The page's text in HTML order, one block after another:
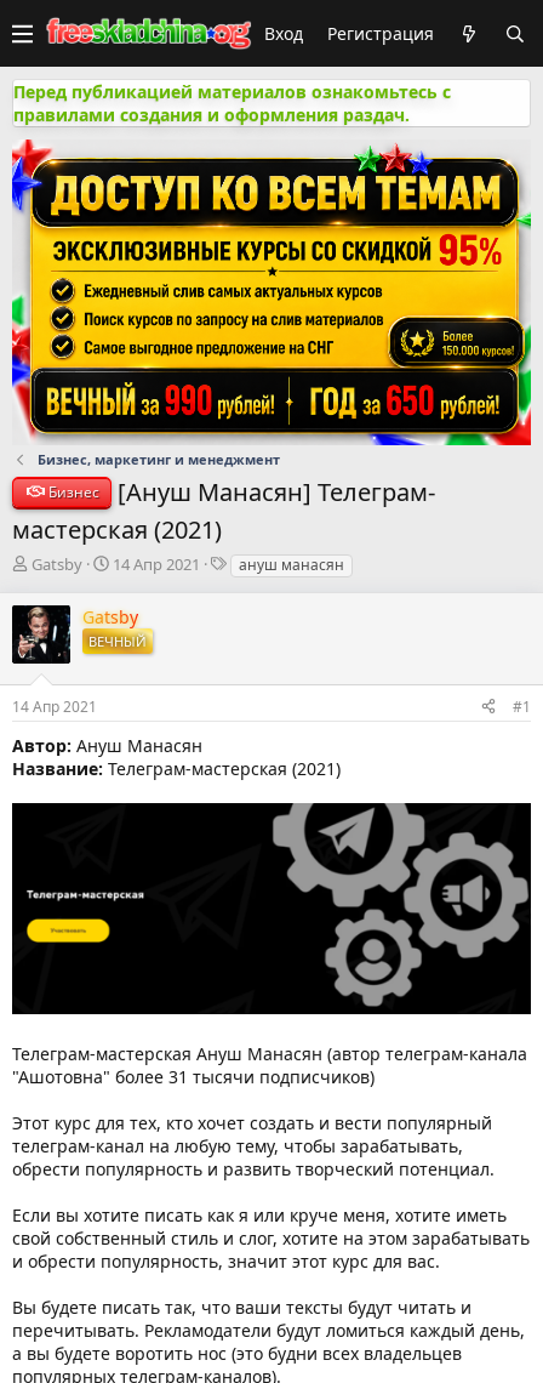
Вход Регистрация
Перед публикацией материалов ознакомьтесь с
правилами создания и оформления раздач.
Бизнес, маркетинг и менеджмент
Бизнес
[Ануш Манасян] Телеграм-
мастерская (2021)
А
т
о
р
м
ы
Gatsby
Д
т
а
н
а
л
а
14 Апр 2021
Тануш манасян
Gatsby
ВЕЧНЫЙ
14 Апр 2021 #1
Автор: Ануш Манасян
Название: Телеграм-мастерская (2021)
Телеграм-мастерская Ануш Манасян (автор телеграм-канала
"Ашотовна" более 31 тысячи подписчиков)
Этот курс для тех, кто хочет создать и вести популярный
телеграм-канал на любую тему, чтобы зарабатывать,
обрести популярность и развить творческий потенциал.
Если вы хотите писать как я или круче меня, хотите иметь
свой собственный стиль и слог, хотите на этом зарабатывать
и обрести популярность, значит этот курс для вас.
Вы будете писать так, что ваши тексты будут читать и
перечитывать. Рекламодатели будут ломиться каждый день,
а вы будете воротить нос (это будни всех владельцев
популярных телеграм-каналов).